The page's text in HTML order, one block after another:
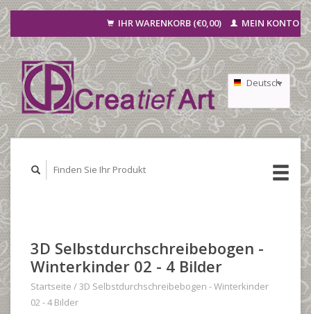
IHR WARENKORB (€0,00) MEIN KONTO
Deutsch
Nederlands
3D Selbstdurchschreibebogen -
Winterkinder 02 - 4 Bilder
Startseite /3D Selbstdurchschreibebogen - Winterkinder
02 - 4 Bilder